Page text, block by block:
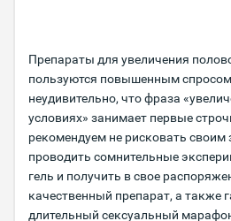
Препараты для увеличения
пользуются повышенным
неудивительно, что фраза
условиях» занимает первые
рекомендуем не рисковать своим
проводить сомнительные
гель и получить в свое
качественный препарат, а также
длительный сексуальный